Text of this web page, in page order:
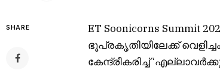
SHARE
ET Soonicorns
ഭൂപ്രകൃതിയിലേക്ക്
കേന്ദ്രീകരിച്ച്